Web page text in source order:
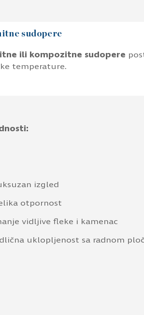
sudopere
ili kompozitne sudopere
temperature.
izgled
otpornost
vidljive fleke i kamenac
uklopljenost sa radnom